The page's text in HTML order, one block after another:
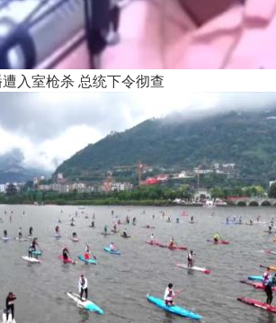
入室枪杀 总统下令彻查